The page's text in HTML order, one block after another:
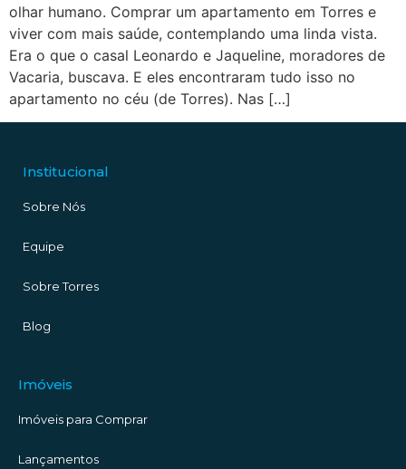
olhar humano. Comprar um apartamento em Torres e
viver com mais saúde, contemplando uma linda vista.
Era o que o casal Leonardo e Jaqueline, moradores de
Vacaria, buscava. E eles encontraram tudo isso no
apartamento no céu (de Torres). Nas […]
Institucional
Sobre Nós
Equipe
Sobre Torres
Blog
Imóveis
Imóveis para Comprar
Lançamentos